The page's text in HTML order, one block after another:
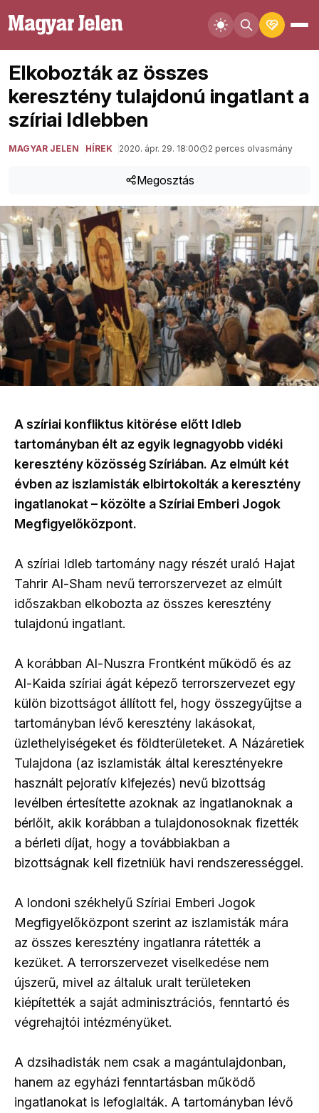
Elkobozták az összes
keresztény tulajdonú ingatlant a
szíriai Idlebben
MAGYAR JELEN HÍREK 2020. ápr. 29. 18:00 2 perces olvasmány
Megosztás
A szíriai konfliktus kitörése előtt Idleb
tartományban élt az egyik legnagyobb vidéki
keresztény közösség Szíriában. Az elmúlt két
évben az iszlamisták elbirtokolták a keresztény
ingatlanokat – közölte a Szíriai Emberi Jogok
Megfigyelőközpont.
A szíriai Idleb tartomány nagy részét uraló Hajat
Tahrir Al-Sham nevű terrorszervezet az elmúlt
időszakban elkobozta az összes keresztény
tulajdonú ingatlant.
A korábban Al-Nuszra Frontként működő és az
Al-Kaida szíriai ágát képező terrorszervezet egy
külön bizottságot állított fel, hogy összegyűjtse a
tartományban lévő keresztény lakásokat,
üzlethelyiségeket és földterületeket. A Názáretiek
Tulajdona (az iszlamisták által keresztényekre
használt pejoratív kifejezés) nevű bizottság
levélben értesítette azoknak az ingatlanoknak a
bérlőit, akik korábban a tulajdonosoknak fizették
a bérleti díjat, hogy a továbbiakban a
bizottságnak kell fizetniük havi rendszerességgel.
A londoni székhelyű Szíriai Emberi Jogok
Megfigyelőközpont szerint az iszlamisták mára
az összes keresztény ingatlanra rátették a
kezüket. A terrorszervezet viselkedése nem
újszerű, mivel az általuk uralt területeken
kiépítették a saját adminisztrációs, fenntartó és
végrehajtói intézményüket.
A dzsihadisták nem csak a magántulajdonban,
hanem az egyházi fenntartásban működő
ingatlanokat is lefoglalták. A tartományban lévő